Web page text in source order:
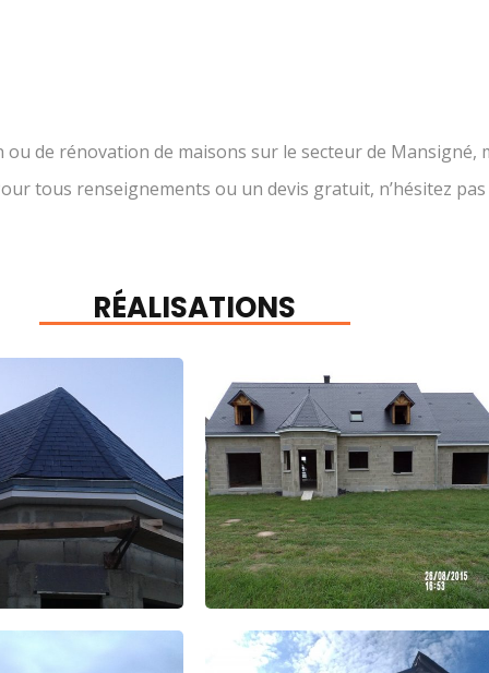
de rénovation de maisons sur le secteur de Mansigné,
tous renseignements ou un devis gratuit, n’hésitez
RÉALISATIONS